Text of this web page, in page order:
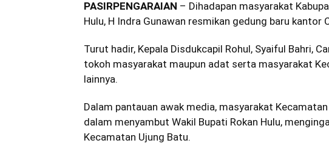
PASIRPENGARAIAN – Dihadapan masyarakat
Hulu, H Indra Gunawan resmikan gedung baru kantor
Turut hadir, Kepala Disdukcapil Rohul, Syaiful Bahri,
tokoh masyarakat maupun adat serta masyarakat
lainnya.
Dalam pantauan awak media, masyarakat
dalam menyambut Wakil Bupati Rokan Hulu,
Kecamatan Ujung Batu.